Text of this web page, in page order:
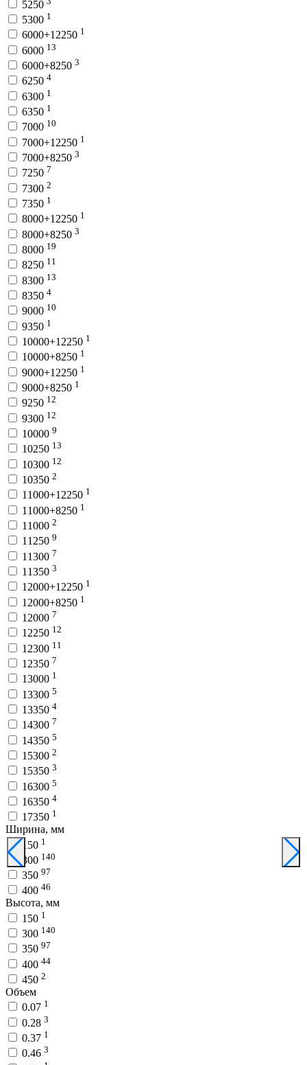
5250
5300 1
6000+12250 1
6000 13
6000+8250 3
6250 4
6300 1
6350 1
7000 10
7000+12250 1
7000+8250 3
7250 7
7300 2
7350 1
8000+12250 1
8000+8250 3
8000 19
8250 11
8300 13
8350 4
9000 10
9350 1
10000+12250 1
10000+8250 1
9000+12250 1
9000+8250 1
9250 12
9300 12
10000 9
10250 13
10300 12
10350 2
11000+12250 1
11000+8250 1
11000 2
11250 9
11300 7
11350 3
12000+12250 1
12000+8250 1
12000 7
12250 12
12300 11
12350 7
13000 1
13300 5
13350 4
14300 7
14350 5
15300 2
15350 3
16300 5
16350 4
17350 1
Ширина, мм
150 1
300 140
350 97
400 46
Высота, мм
150 1
300 140
350 97
400 44
450 2
Объем
0.07 1
0.28 3
0.37 1
0.46 3